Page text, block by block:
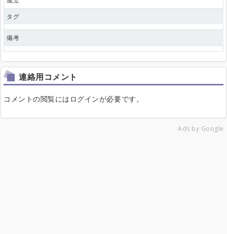
タグ
備考
連絡用コメント
コメントの閲覧にはログインが必要です。
Ads by Google